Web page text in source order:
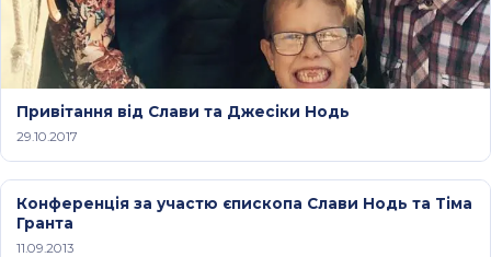
Привітання від Слави та Джесіки Нодь
29.10.2017
Конференція за участю єпископа Слави Нодь та Тіма
Гранта
11.09.2013